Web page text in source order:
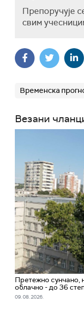
Препоручује
свим
Временска
Везани
Претежно сунчано,
облачно - до 36
09. 08. 2026.